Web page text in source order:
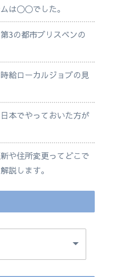
は◯◯でした。
3の都市ブリスベンの
給ローカルジョブの見
日本でやっておいた方が
や住所変更ってどこで
説します。